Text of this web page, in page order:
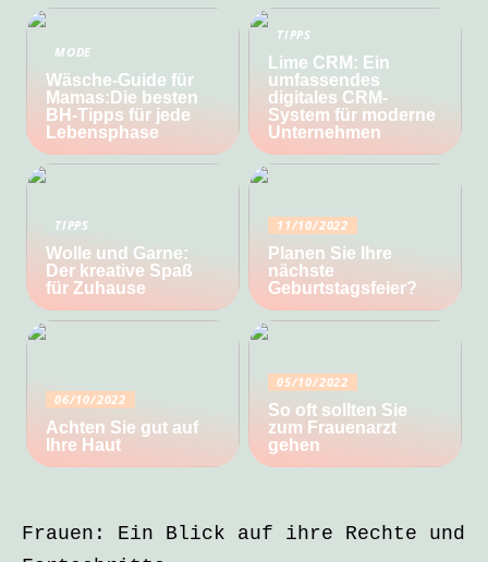
MODE
Wäsche-Guide für
Mamas:Die besten
BH-Tipps für jede
Lebensphase
TIPPS
Lime CRM: Ein
umfassendes
digitales CRM-
System für moderne
Unternehmen
TIPPS
Wolle und Garne:
Der kreative Spaß
für Zuhause
11/10/2022
Planen Sie Ihre
nächste
Geburtstagsfeier?
06/10/2022
Achten Sie gut auf
Ihre Haut
05/10/2022
So oft sollten Sie
zum Frauenarzt
gehen
Frauen: Ein Blick auf ihre Rechte und